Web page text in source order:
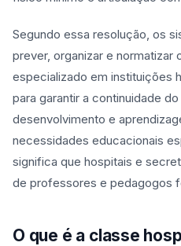
Segundo essa resolução, os
prever, organizar e normatizar
especializado em instituições
para garantir a continuidade
desenvolvimento e
necessidades educacionais
significa que hospitais e
de professores e pedagogos
O que é a classe